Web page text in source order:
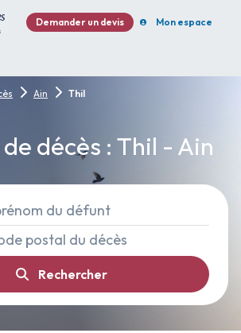
Demander un devis Mon espace
Ain Thil
décès : Thil - Ain
Rechercher